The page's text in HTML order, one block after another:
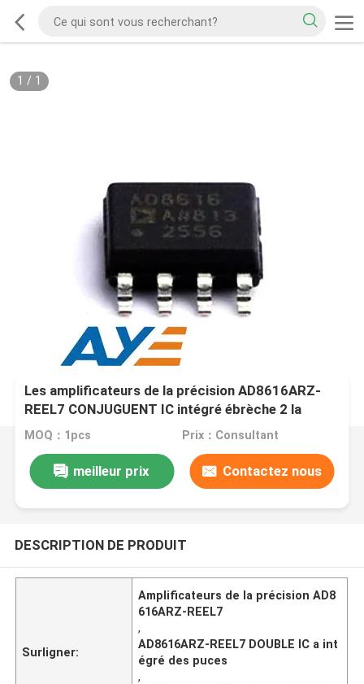
1 / 1
Les amplificateurs de la précision AD8616ARZ-
REEL7 CONJUGUENT IC intégré ébrèche 2 la
Manche 24MHz
MOQ：1pcs Prix：Consultant
meilleur prix Contactez nous
DESCRIPTION DE PRODUIT
Surligner:
Amplificateurs de la précision AD8
616ARZ-REEL7
,
AD8616ARZ-REEL7 DOUBLE IC a int
égré des puces
,